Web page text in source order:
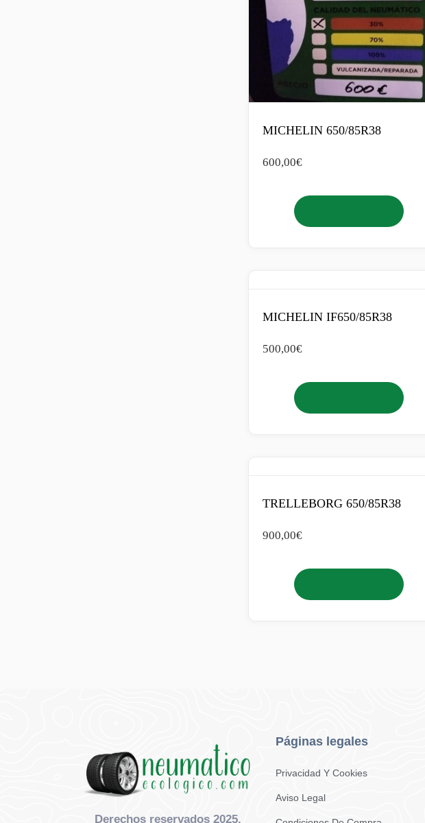
MICHELIN 650/85R38
600,00€
MICHELIN IF650/85R38
500,00€
TRELLEBORG 650/85R38
900,00€
Derechos reservados 2025.
Páginas legales
Privacidad Y Cookies
Aviso Legal